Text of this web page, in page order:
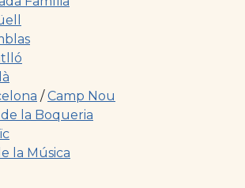
/Camp Nou
la Boqueria
la Música